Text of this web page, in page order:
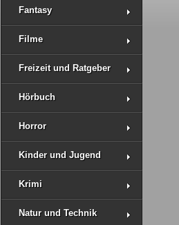
Fantasy
Filme
Freizeit und Ratgeber
Hörbuch
Horror
Kinder und Jugend
Krimi
Natur und Technik